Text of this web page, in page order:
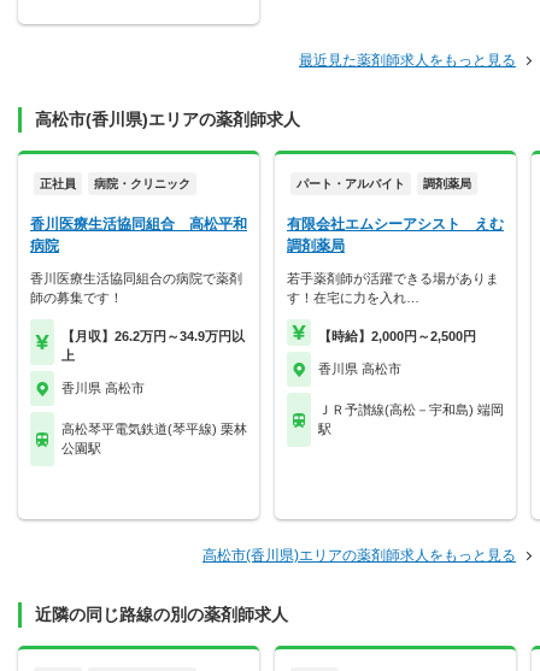
最近見た薬剤師求人をもっと見る
高松市(香川県)エリアの薬剤師求人
正社員 病院・クリニック
香川医療生活協同組合 高松平和
病院
香川医療生活協同組合の病院で薬剤
師の募集です！
【月収】26.2万円～34.9万円以
上
香川県 高松市
高松琴平電気鉄道(琴平線) 栗林
公園駅
パート・アルバイト 調剤薬局
有限会社エムシーアシスト えむ
調剤薬局
若手薬剤師が活躍できる場がありま
す！在宅に力を入れ…
【時給】2,000円～2,500円
香川県 高松市
ＪＲ予讃線(高松－宇和島) 端岡
駅
高松市(香川県)エリアの薬剤師求人をもっと見る
近隣の同じ路線の別の薬剤師求人